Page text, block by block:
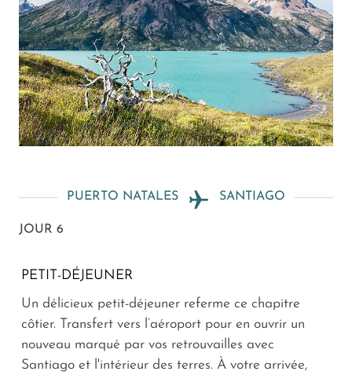
PUERTO NATALES SANTIAGO
JOUR 6
PETIT-DÉJEUNER
Un délicieux petit-déjeuner referme ce chapitre
côtier. Transfert vers l’aéroport pour en ouvrir un
nouveau marqué par vos retrouvailles avec
Santiago et l'intérieur des terres. À votre arrivée,